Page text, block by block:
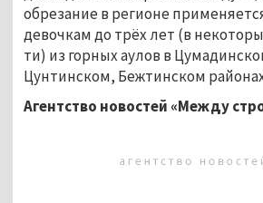
обрезание в регионе
девочкам до трёх лет (в
ти) из горных аулов в
Цунтинском, Бежтинском
Агентство новостей «Между